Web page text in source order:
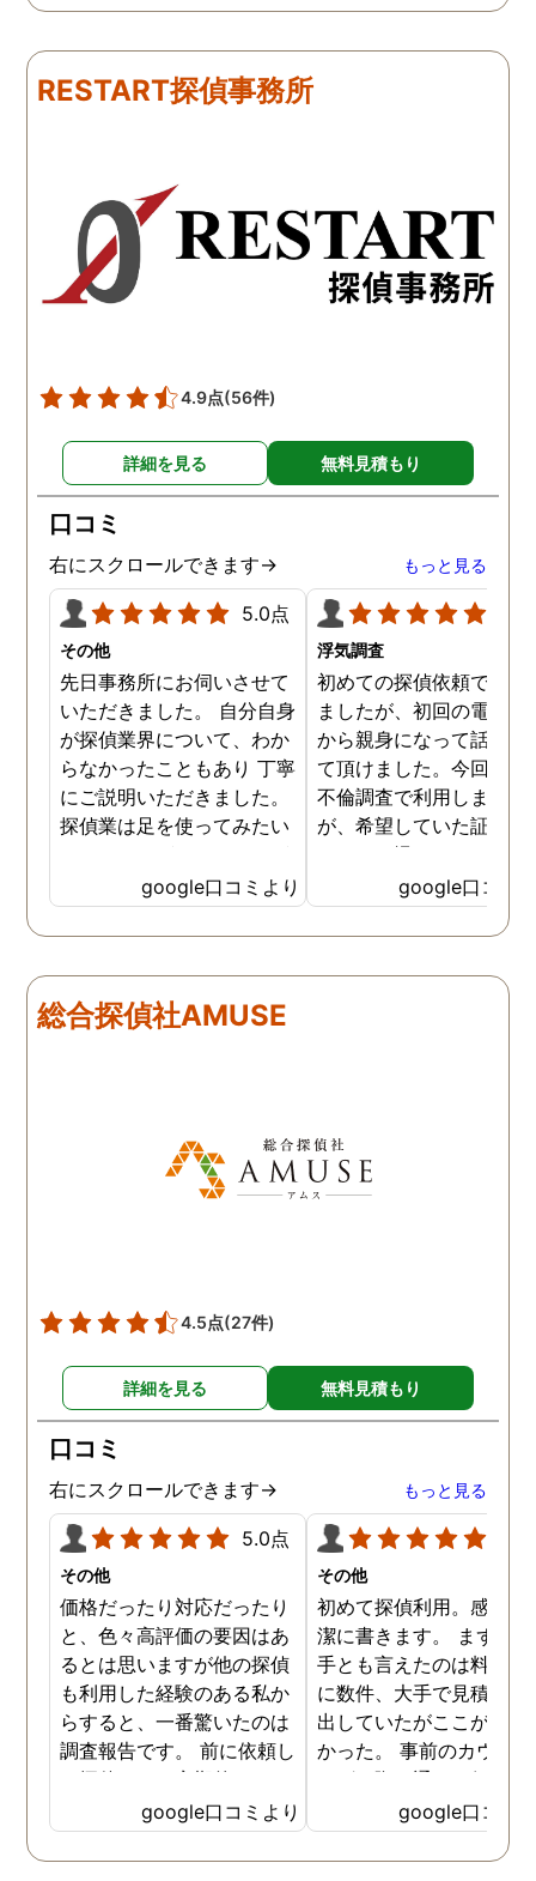
たのですが、見事に探して
ました。うれしくてお互い
に涙の再会でした。 対応し
玉総合情報事務所さんに依
頼させていただき本当に良
かったです。
くれました。探偵事務所
にも関わらず、相談員の
明な点が全くないほどし
かりと説明をしてくれま
た。調査では夫が不倫相
の自宅に頻繁に訪れる様
務所に関しても調べてく
ていて、周りの人たちの
かげで夫と離婚ができそ
RESTART探偵事務所
4.9点(56件)
詳細を見る 無料見積もり
口コミ
右にスクロールできます→ もっと見る
5.0点
その他
先日事務所にお伺いさせて
いただきました。 自分自身
が探偵業界について、わか
らなかったこともあり 丁寧
にご説明いただきました。
探偵業は足を使ってみたい
SNSなどの知識も豊富で、
色んな視点から対応されて
います。 他の口コミにもあ
金が安く明確で親身になっ
て対応いただける探偵さん
google口コミより
浮気調査
初めての探偵依頼で緊張
ましたが、初回の電話相
から親身になって話を聞
て頂けました。今回、夫
不倫調査で利用しました
が、希望していた証拠を
っかりと撮ってもらうこ
が出来ました。調査中も
動きがある度に細かく報
してくださり、安心しま
読めない中、柔軟に対応
す。
google口コミ
総合探偵社AMUSE
4.5点(27件)
詳細を見る 無料見積もり
口コミ
右にスクロールできます→ もっと見る
5.0点
その他
価格だったり対応だったり
と、色々高評価の要因はあ
るとは思いますが他の探偵
も利用した経験のある私か
らすると、一番驚いたのは
調査報告です。 前に依頼し
た探偵では、定期的にまと
めて報告がくる為なかなか
実際の現状を把握するのが
難しかったですが、ここは
google口コミより
その他
初めて探偵利用。感想を
潔に書きます。 まず、
手とも言えたのは料金。
に数件、大手で見積もり
出していたがここが一番
かった。 事前のカウン
ングの際の通りの価格で
途中での追加料金なども
く安心してお任せできた
由のひとつ。 かと言っ
google口コミ